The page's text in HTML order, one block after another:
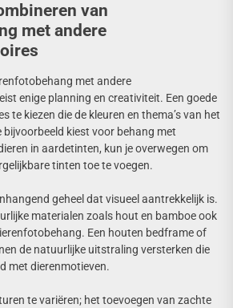
van
met andere
met andere
enige planning en creativiteit. Een goede
te kiezen die de kleuren en thema’s van het
bijvoorbeeld kiest voor behang met
in aardetinten, kun je overwegen om
tinten toe te voegen.
geheel dat visueel aantrekkelijk is.
materialen zoals hout en bamboe ook
Een houten bedframe of
de natuurlijke uitstraling versterken die
met dierenmotieven.
te variëren; het toevoegen van zachte